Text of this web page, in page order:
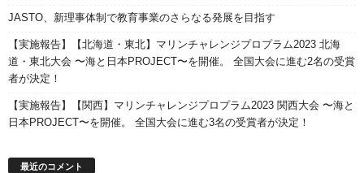
JASTO、新理事体制で教育事業のさらなる発展を目指す
【実施報告】【北海道・東北】マリンチャレンジプロプラム2023 北海
道・東北大会 〜海と日本PROJECT〜を開催。 全国大会に進む2名の受賞
者が決定！
【実施報告】【関西】マリンチャレンジプロプラム2023 関西大会 〜海と
日本PROJECT〜を開催。 全国大会に進む3名の受賞者が決定！
最近のコメント